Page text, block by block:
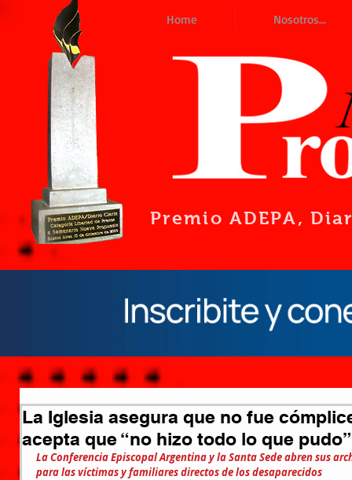
Home Nosotros...
Premio ADEPA,
La Iglesia asegura que no fue
acepta que “no hizo todo lo que pudo”
La Conferencia Episcopal Argentina y la Santa Sede abren sus
para las víctimas y familiares directos de los desaparecidos